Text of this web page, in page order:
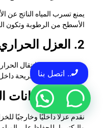
يمنع تسرب المياه الناتج عن
الأسطح من الرطوبة وتكون
2. العزل الحراري للأسطح
يساعد في تقليل انتقال
على درجة حرارة مريحة
3. عزل خزانات المياه
نقدم عزلًا داخليًا وخارجيًا
.. اتصل بنا